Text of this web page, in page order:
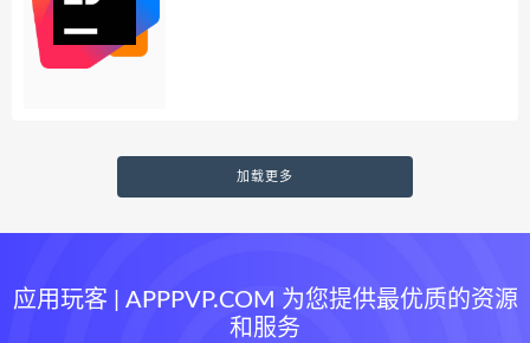
加载更多
应用玩客 | APPPVP.COM 为您提供最优质的资源
和服务